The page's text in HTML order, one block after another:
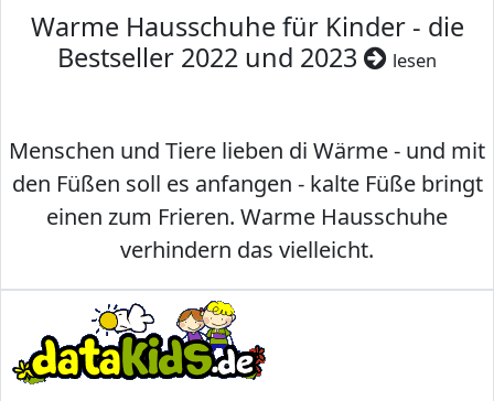
Warme Hausschuhe für Kinder - die
Bestseller 2022 und 2023
lesen
Menschen und Tiere lieben di Wärme - und mit
den Füßen soll es anfangen - kalte Füße bringt
einen zum Frieren. Warme Hausschuhe
verhindern das vielleicht.